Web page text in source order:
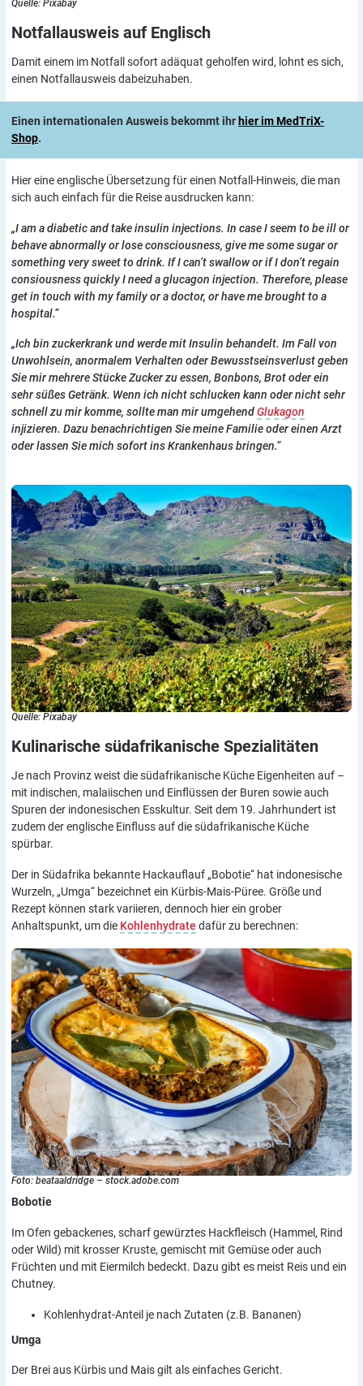
Quelle: Pixabay
Notfallausweis auf Englisch
Damit einem im Notfall sofort adäquat geholfen wird, lohnt es sich,
einen Notfallausweis dabeizuhaben.
Einen internationalen Ausweis bekommt ihr hier im MedTriX-
Shop.
Hier eine englische Übersetzung für einen Notfall-Hinweis, die man
sich auch einfach für die Reise ausdrucken kann:
„I am a diabetic and take insulin injections. In case I seem to be ill or
behave abnormally or lose consciousness, give me some sugar or
something very sweet to drink. If I can’t swallow or if I don’t regain
consiousness quickly I need a glucagon injection. Therefore, please
get in touch with my family or a doctor, or have me brought to a
hospital.”
„Ich bin zuckerkrank und werde mit Insulin behandelt. Im Fall von
Unwohlsein, anormalem Verhalten oder Bewusstseinsverlust geben
Sie mir mehrere Stücke Zucker zu essen, Bonbons, Brot oder ein
sehr süßes Getränk. Wenn ich nicht schlucken kann oder nicht sehr
schnell zu mir komme, sollte man mir umgehendGlukagon
injizieren. Dazu benachrichtigen Sie meine Familie oder einen Arzt
oder lassen Sie mich sofort ins Krankenhaus bringen.“
Quelle: Pixabay
Kulinarische südafrikanische Spezialitäten
Je nach Provinz weist die südafrikanische Küche Eigenheiten auf –
mit indischen, malaiischen und Einflüssen der Buren sowie auch
Spuren der indonesischen Esskultur. Seit dem 19. Jahrhundert ist
zudem der englische Einfluss auf die südafrikanische Küche
spürbar.
Der in Südafrika bekannte Hackauflauf „Bobotie“ hat indonesische
Wurzeln, „Umga“ bezeichnet ein Kürbis-Mais-Püree. Größe und
Rezept können stark variieren, dennoch hier ein grober
Anhaltspunkt, um die Kohlenhydrate dafür zu berechnen:
Foto: beataaldridge – stock.adobe.com
Bobotie
Im Ofen gebackenes, scharf gewürztes Hackfleisch (Hammel, Rind
oder Wild) mit krosser Kruste, gemischt mit Gemüse oder auch
Früchten und mit Eiermilch bedeckt. Dazu gibt es meist Reis und ein
Chutney.
Kohlenhydrat-Anteil je nach Zutaten (z.B. Bananen)
Umga
Der Brei aus Kürbis und Mais gilt als einfaches Gericht.